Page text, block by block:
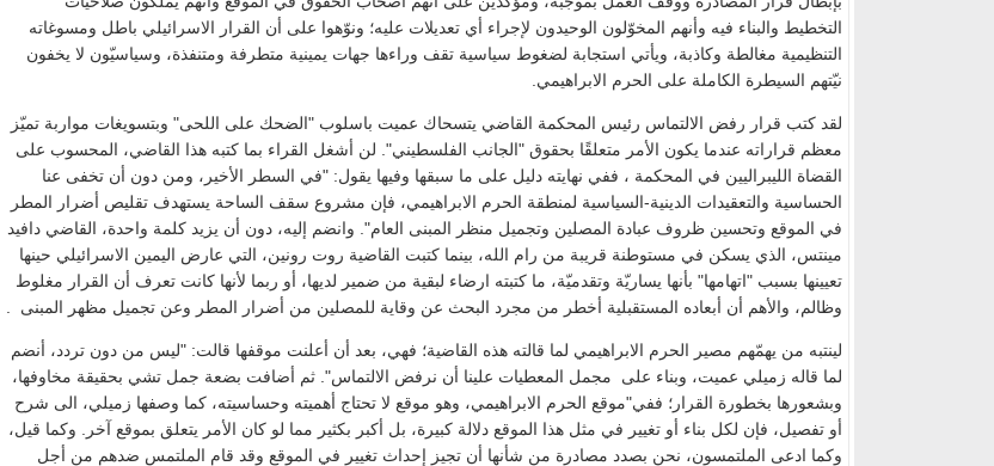
التخطيط والبناء فيه وأنهم المخوّلون الوحيدون لإجراء أي تعديلات عليه؛ ونوّهوا على أن القرار الاسرائيلي باطل ومسوغاته
التنظيمية مغالطة وكاذبة، ويأتي استجابة لضغوط سياسية تقف وراءها جهات يمينية متطرفة ومتنفذة، وسياسيّون لا يخفون
نيّتهم السيطرة الكاملة على الحرم الابراهيمي.
لقد كتب قرار رفض الالتماس رئيس المحكمة القاضي يتسحاك عميت باسلوب "الضحك على اللحى" وبتسويغات مواربة تميّز
معظم قراراته عندما يكون الأمر متعلقًا بحقوق "الجانب الفلسطيني". لن أشغل القراء بما كتبه هذا القاضي، المحسوب على
القضاة الليبراليين في المحكمة ، ففي نهايته دليل على ما سبقها وفيها يقول: "في السطر الأخير، ومن دون أن تخفى عنا
الحساسية والتعقيدات الدينية-السياسية لمنطقة الحرم الابراهيمي، فإن مشروع سقف الساحة يستهدف تقليص أضرار المطر
في الموقع وتحسين ظروف عبادة المصلين وتجميل منظر المبنى العام". وانضم إليه، دون أن يزيد كلمة واحدة، القاضي دافيد
مينتس، الذي يسكن في مستوطنة قريبة من رام الله، بينما كتبت القاضية روت رونين، التي عارض اليمين الاسرائيلي حينها
تعيينها بسبب "اتهامها" بأنها يساريّة وتقدميّة، ما كتبته ارضاء لبقية من ضمير لديها، أو ربما لأنها كانت تعرف أن القرار مغلوط
وظالم، والأهم أن أبعاده المستقبلية أخطر من مجرد البحث عن وقاية للمصلين من أضرار المطر وعن تجميل مظهر المبنى
لينتبه من يهمّهم مصير الحرم الابراهيمي لما قالته هذه القاضية؛ فهي، بعد أن أعلنت موقفها قالت: "ليس من دون تردد، أنضم
لما قاله زميلي عميت، وبناء على مجمل المعطيات علينا أن نرفض الالتماس". ثم أضافت بضعة جمل تشي بحقيقة مخاوفها،
وبشعورها بخطورة القرار؛ ففي"موقع الحرم الابراهيمي، وهو موقع لا تحتاج أهميته وحساسيته، كما وصفها زميلي، الى شرح
أو تفصيل، فإن لكل بناء أو تغيير في مثل هذا الموقع دلالة كبيرة، بل أكبر بكثير مما لو كان الأمر يتعلق بموقع آخر. وكما قيل،
وكما ادعى الملتمسون، نحن بصدد مصادرة من شأنها أن تجيز إحداث تغيير في الموقع وقد قام الملتمس ضدهم من أجل